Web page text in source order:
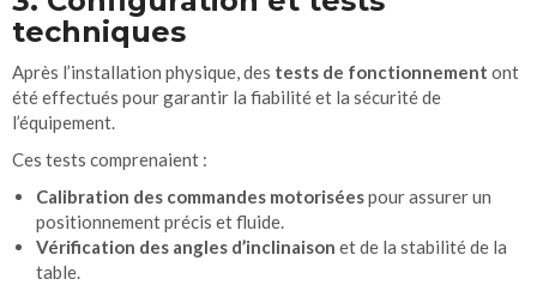
techniques
Après l’installation physique, des tests de fonctionnement ont
été effectués pour garantir la fiabilité et la sécurité de
l’équipement.
Ces tests comprenaient :
Calibration des commandes motoriséespour assurer un
positionnement précis et fluide.
Vérification des angles d’inclinaison et de la stabilité de la
table.